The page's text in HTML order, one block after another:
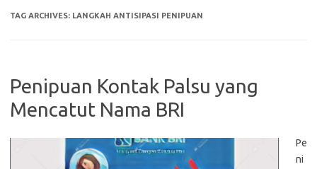
TAG ARCHIVES: LANGKAH ANTISIPASI PENIPUAN
Penipuan Kontak Palsu yang
Mencatut Nama BRI
Pe
ni